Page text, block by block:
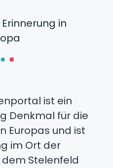
in
ist ein
Denkmal für die
Europas und ist
im Ort der
Stelenfeld